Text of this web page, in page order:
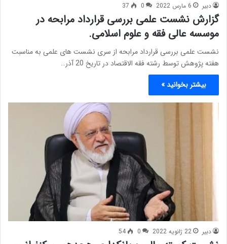
دبیر 6 مارس 2022 0
37
گزارش نشست علمی بررسی قرارداد مرابحه در
موسسه عالی فقه و علوم اسلامی.
نشست علمی بررسی قرارداد مرابحه از سری نشست های علمی به مناسبت
هفته پژوهش توسط رشته فقه الاقتصاد در تاریخ 20 آذر…
بیشتر بخوانید »
دبیر 22 ژانویه 2022 0
54